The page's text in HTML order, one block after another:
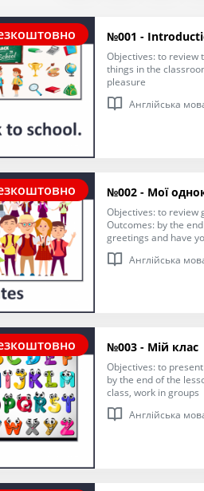
№001 -
Objectives: to review
things in the
pleasure
Англійська
№002 - Мої
Objectives: to review
Outcomes: by the
greetings and have
Англійська
№003 - Мій клас
Objectives: to
by the end of the
class, work in groups
Англійська